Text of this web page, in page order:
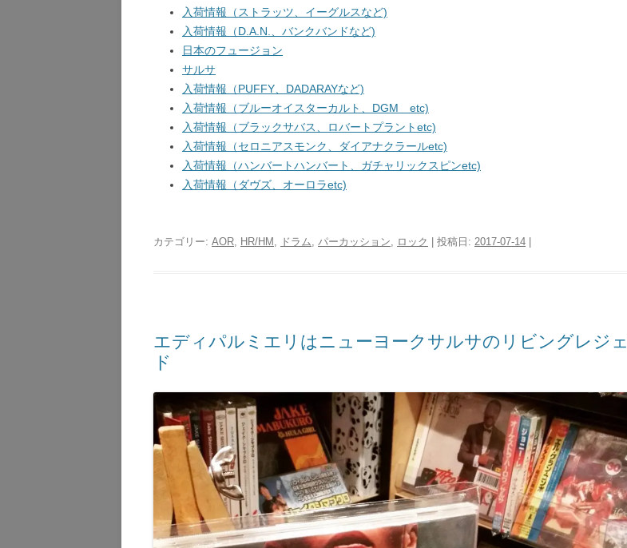
入荷情報（ストラッツ、イーグルスなど)
入荷情報（D.A.N.、バンクバンドなど)
日本のフュージョン
サルサ
入荷情報（PUFFY、DADARAYなど)
入荷情報（ブルーオイスターカルト、DGM etc)
入荷情報（ブラックサバス、ロバートプラントetc)
入荷情報（セロニアスモンク、ダイアナクラールetc)
入荷情報（ハンバートハンバート、ガチャリックスピンetc)
入荷情報（ダヴズ、オーロラetc)
カテゴリー: AOR, HR/HM , ドラム, パーカッション, ロック | 投稿日: 2017-07-14
エディパルミエリはニューヨークサルサのリビングレジ
ド